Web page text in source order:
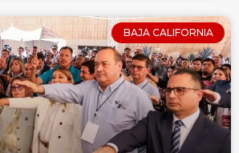
BAJA CALIFORNIA